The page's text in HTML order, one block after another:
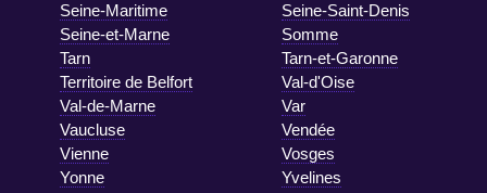
Seine-Maritime
Seine-Saint-Denis
Seine-et-Marne
Somme
Tarn
Tarn-et-Garonne
Territoire de Belfort
Val-d'Oise
Val-de-Marne
Var
Vaucluse
Vendée
Vienne
Vosges
Yonne
Yvelines